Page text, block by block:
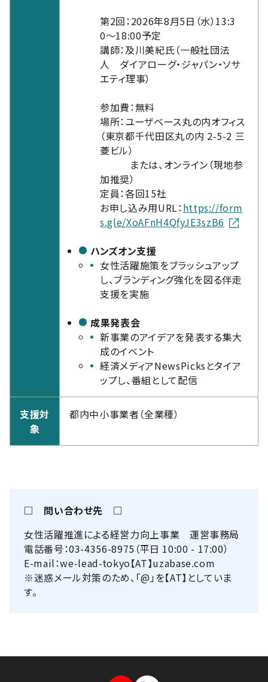
第2回：2026年8月5日（水）13:3
0〜18:00予定
講師：及川美紀氏（一般社団法
人 ダイアローグ・ジャパン・ソサ
エティ理事）
参加費：無料
場所：ユーザベース丸の内オフィス
（東京都千代田区丸の内 2-5-2 三
菱ビル）
または、オンライン（現地参
加推奨）
定員：各回15社
お申し込み用URL：https://form
s.gle/XoAFnH4QfyJE3szB6
ハンズオン支援
女性活躍施策をブラッシュアップ
し、ブランディング強化を図る伴走
支援を実施
成果発表会
新事業のアイデアを発表する集大
成のイベント
経済メディアNewsPicksとタイア
ップし、番組として配信
支援対
象
都内中小事業者（全業種）
□ 問い合わせ先 □
女性活躍推進による経営力向上事業 運営事務局
電話番号：03-4356-8975（平日 10:00 - 17:00）
E-mail：we-lead-tokyo【AT】uzabase.com
※迷惑メール対策のため、「@」を【AT】としていま
す。